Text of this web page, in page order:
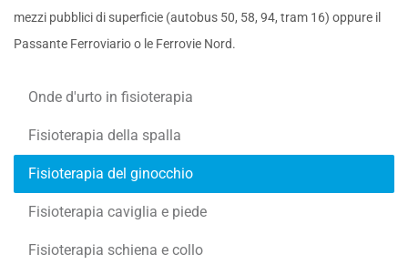
mezzi pubblici di superficie (autobus 50, 58, 94, tram 16) oppure il
Passante Ferroviario o le Ferrovie Nord.
Onde d'urto in fisioterapia
Fisioterapia della spalla
Fisioterapia del ginocchio
Fisioterapia caviglia e piede
Fisioterapia schiena e collo